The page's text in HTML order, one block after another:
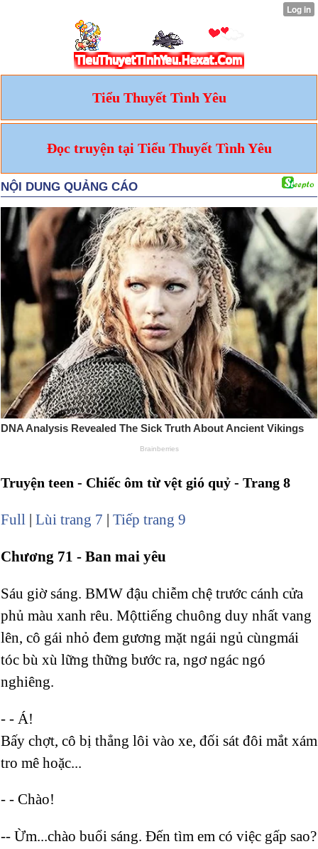
Tiểu Thuyết Tình Yêu
Đọc truyện tại Tiểu Thuyết Tình Yêu
Truyện teen - Chiếc ôm từ vệt gió quỷ - Trang 8
Full | Lùi trang 7 | Tiếp trang 9
Chương 71 - Ban mai yêu
Sáu giờ sáng. BMW đậu chiễm chệ trước cánh cửa
phủ màu xanh rêu. Mộttiếng chuông duy nhất vang
lên, cô gái nhỏ đem gương mặt ngái ngủ cùngmái
tóc bù xù lững thững bước ra, ngơ ngác ngó
nghiêng.
- - Á!
Bấy chợt, cô bị thẳng lôi vào xe, đối sát đôi mắt xám
tro mê hoặc...
- - Chào!
-- Ừm...chào buổi sáng. Đến tìm em có việc gấp sao?